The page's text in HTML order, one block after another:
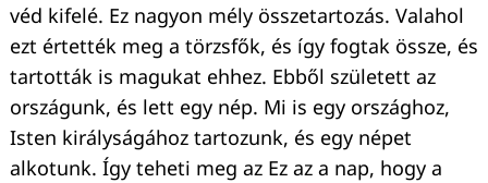
véd kifelé. Ez nagyon mély összetartozás. Valahol
ezt értették meg a törzsfők, és így fogtak össze, és
tartották is magukat ehhez. Ebből született az
országunk, és lett egy nép. Mi is egy országhoz,
Isten királyságához tartozunk, és egy népet
alkotunk. Így teheti meg az Ez az a nap, hogy a